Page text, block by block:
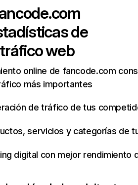
de
tráfico web
online de fancode.com
más importantes
de tráfico de tus
servicios y categorías de
digital con mejor rendimiento